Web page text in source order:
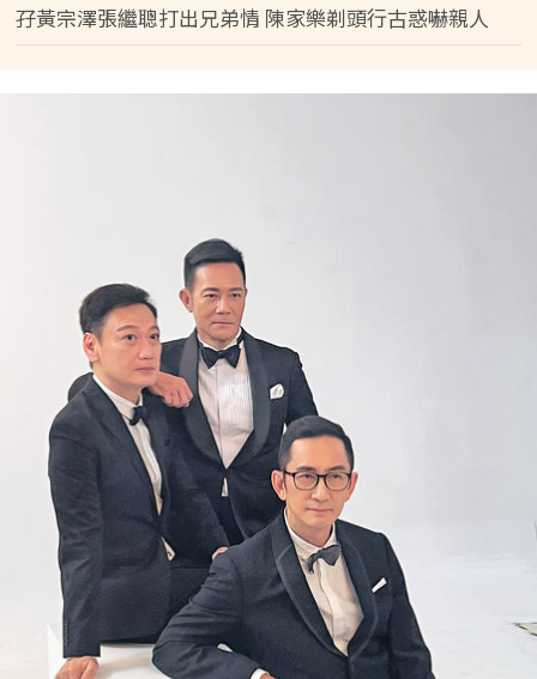
孖黃宗澤張繼聰打出兄弟情 陳家樂剃頭行古惑嚇親人